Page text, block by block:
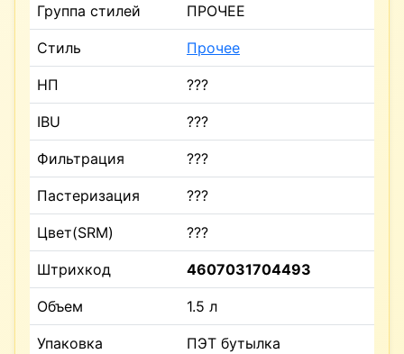
Группа стилей ПРОЧЕЕ
Стиль Прочее
НП ???
IBU ???
Фильтрация ???
Пастеризация ???
Цвет(SRM) ???
Штрихкод 4607031704493
Объем 1.5 л
Упаковка ПЭТ бутылка